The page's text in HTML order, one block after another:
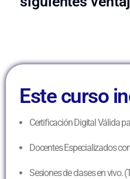
Este curso
Certificación Digital Válida
Docentes Especializados
Sesiones de clases en vivo.